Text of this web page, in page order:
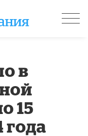
в
15
года